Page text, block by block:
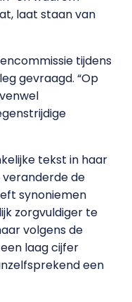
laat staan van
tijdens
gevraagd. “Op
tekst in haar
de
synoniemen
zorgvuldiger te
volgens de
laag cijfer
een